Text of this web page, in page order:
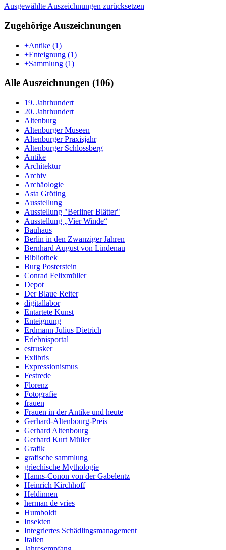
Ausgewählte Auszeichnungen zurücksetzen
Zugehörige Auszeichnungen
+Antike (1)
+Enteignung (1)
+Sammlung (1)
Alle Auszeichnungen (106)
19. Jahrhundert
20. Jahrhundert
Altenburg
Altenburger Museen
Altenburger Praxisjahr
Altenburger Schlossberg
Antike
Architektur
Archiv
Archäologie
Asta Gröting
Ausstellung
Ausstellung "Berliner Blätter"
Ausstellung „Vier Winde“
Bauhaus
Berlin in den Zwanziger Jahren
Bernhard August von Lindenau
Bibliothek
Burg Posterstein
Conrad Felixmüller
Depot
Der Blaue Reiter
digitallabor
Entartete Kunst
Enteignung
Erdmann Julius Dietrich
Erlebnisportal
estrusker
Exlibris
Expressionismus
Festrede
Florenz
Fotografie
frauen
Frauen in der Antike und heute
Gerhard-Altenbourg-Preis
Gerhard Altenbourg
Gerhard Kurt Müller
Grafik
grafische sammlung
griechische Mythologie
Hanns-Conon von der Gabelentz
Heinrich Kirchhoff
Heldinnen
herman de vries
Humboldt
Insekten
Integriertes Schädlingsmanagement
Italien